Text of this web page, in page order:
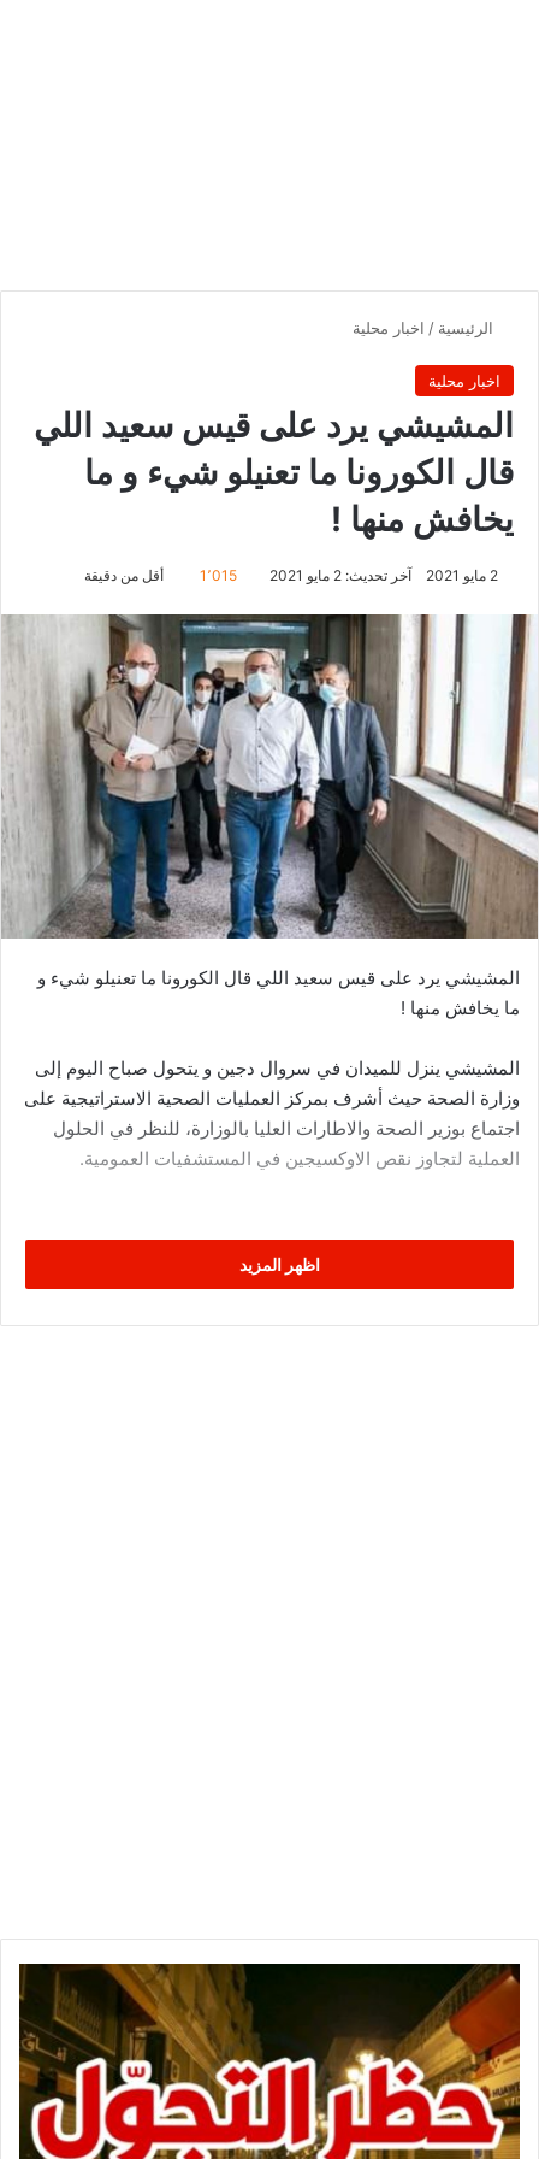
الرئيسية / اخبار محلية
اخبار محلية
المشيشي يرد على قيس سعيد اللي
قال الكورونا ما تعنيلو شيء و ما
يخافش منها !
2 مايو 2021 آخر تحديث: 2 مايو 2021 1٬015 أقل من دقيقة
المشيشي يرد على قيس سعيد اللي قال الكورونا ما تعنيلو شيء و
ما يخافش منها !
المشيشي ينزل للميدان في سروال دجين و يتحول صباح اليوم إلى
وزارة الصحة حيث أشرف بمركز العمليات الصحية الاستراتيجية على
اجتماع بوزير الصحة والاطارات العليا بالوزارة، للنظر في الحلول
العملية لتجاوز نقص الاوكسيجين في المستشفيات العمومية.
اظهر المزيد
ب
ت
د
ا
و